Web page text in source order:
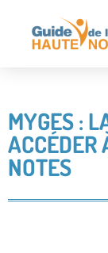
MYGES :
ACCÉDER
NOTES